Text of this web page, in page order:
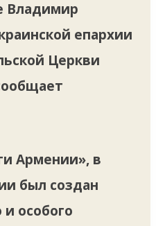
Владимир
епархии
Церкви
Армении», в
был создан
особого